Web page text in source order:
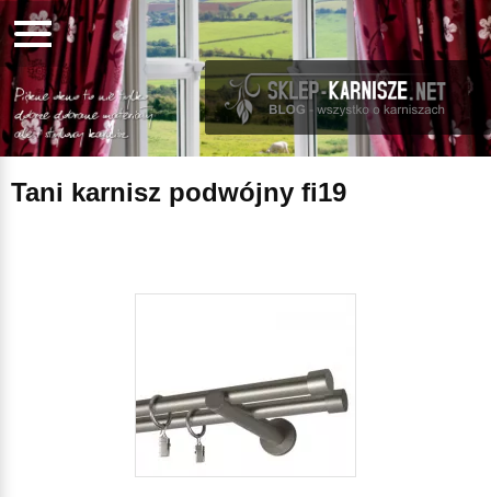
Tani karnisz podwójny fi19